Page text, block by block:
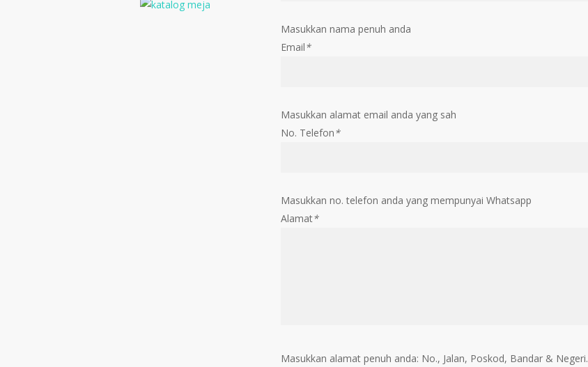
Masukkan nama penuh anda
Email*
Masukkan alamat email anda yang sah
No. Telefon*
Masukkan no. telefon anda yang mempunyai Whatsapp
Alamat*
Masukkan alamat penuh anda: No., Jalan, Poskod, Bandar & Negeri.